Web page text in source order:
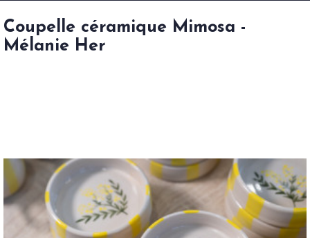
Coupelle céramique Mimosa -
Mélanie Her